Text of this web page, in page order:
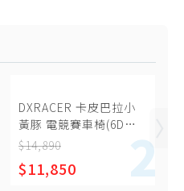
DXRACER 卡皮巴拉小
黃豚 電競賽車椅(6D扶
手/中型皮面)
$14,890
$11,850